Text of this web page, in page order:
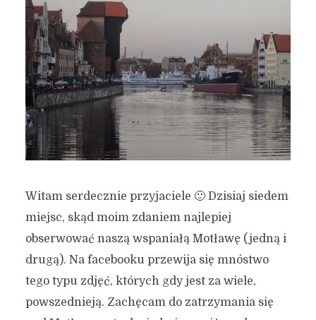
Witam serdecznie przyjaciele 🙂 Dzisiaj siedem
miejsc, skąd moim zdaniem najlepiej
obserwować naszą wspaniałą Motławę (jedną i
drugą). Na facebooku przewija się mnóstwo
tego typu zdjęć, których gdy jest za wiele,
powszednieją. Zachęcam do zatrzymania się